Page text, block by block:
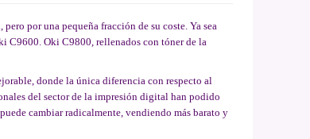
por una pequeña fracción de su coste. Ya sea
C9600. Oki C9800, rellenados con tóner de la
donde la única diferencia con respecto al
del sector de la impresión digital han podido
cambiar radicalmente, vendiendo más barato y